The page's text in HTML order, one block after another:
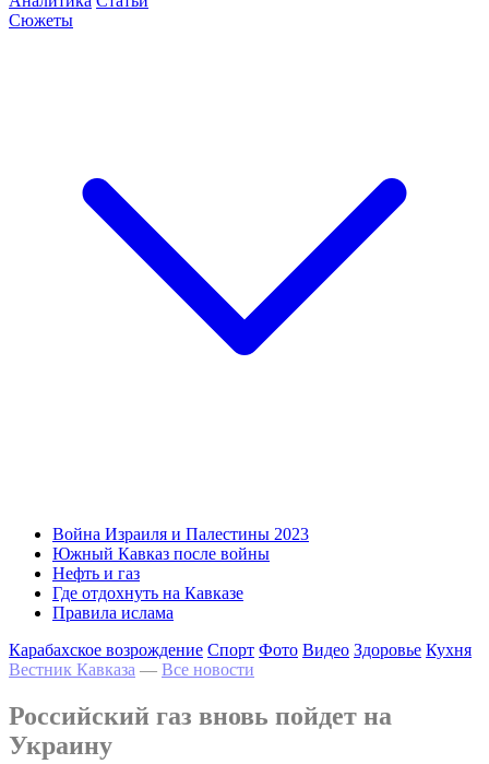
Сюжеты
Война Израиля и Палестины 2023
Южный Кавказ после войны
Нефть и газ
Где отдохнуть на Кавказе
Правила ислама
Карабахское возрождение Спорт Фото Видео Здоровье Кухня
Вестник Кавказа — Все новости
Российский газ вновь пойдет на
Украину